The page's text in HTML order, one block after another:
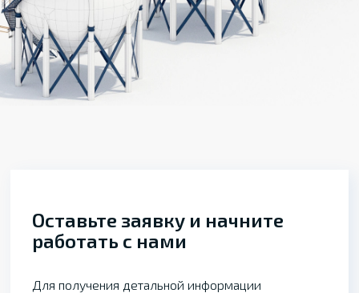
Оставьте заявку и начните
работать с нами
Для получения детальной информации